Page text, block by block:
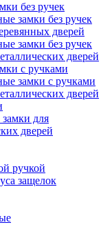
без ручек
замки без ручек
дверей
замки без ручек
дверей
с ручками
замки с ручками
дверей
для
дверей
ручкой
защелок